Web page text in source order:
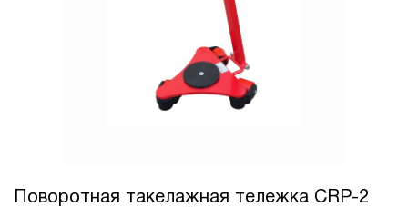
Поворотная такелажная тележка CRP-2